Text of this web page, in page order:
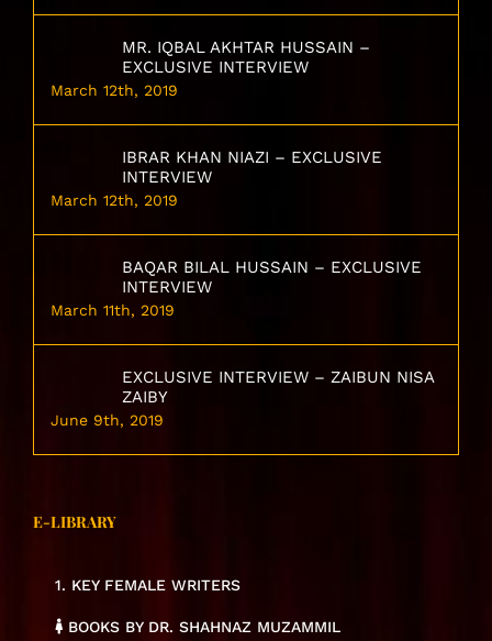
MR. IQBAL AKHTAR HUSSAIN –
EXCLUSIVE INTERVIEW
March 12th, 2019
IBRAR KHAN NIAZI – EXCLUSIVE
INTERVIEW
March 12th, 2019
BAQAR BILAL HUSSAIN – EXCLUSIVE
INTERVIEW
March 11th, 2019
EXCLUSIVE INTERVIEW – ZAIBUN NISA
ZAIBY
June 9th, 2019
E-LIBRARY
1. KEY FEMALE WRITERS
BOOKS BY DR. SHAHNAZ MUZAMMIL